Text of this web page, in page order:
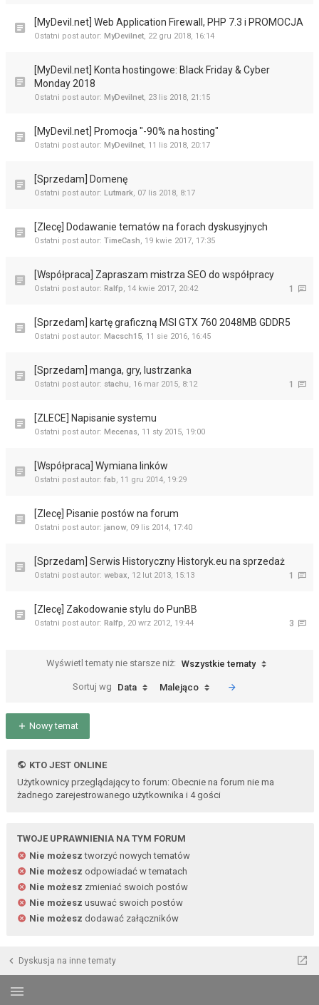
[MyDevil.net] Web Application Firewall, PHP 7.3 i PROMOCJA
Ostatni post autor: MyDevilnet, 22 gru 2018, 16:14
[MyDevil.net] Konta hostingowe: Black Friday & Cyber
Monday 2018
Ostatni post autor: MyDevilnet, 23 lis 2018, 21:15
[MyDevil.net] Promocja "-90% na hosting"
Ostatni post autor: MyDevilnet, 11 lis 2018, 20:17
[Sprzedam] Domenę
Ostatni post autor: Lutmark, 07 lis 2018, 8:17
[Zlecę] Dodawanie tematów na forach dyskusyjnych
Ostatni post autor: TimeCash, 19 kwie 2017, 17:35
[Współpraca] Zapraszam mistrza SEO do współpracy
1
Ostatni post autor: Ralfp, 14 kwie 2017, 20:42
[Sprzedam] kartę graficzną MSI GTX 760 2048MB GDDR5
Ostatni post autor: Macsch15, 11 sie 2016, 16:45
[Sprzedam] manga, gry, lustrzanka
1
Ostatni post autor: stachu, 16 mar 2015, 8:12
[ZLECE] Napisanie systemu
Ostatni post autor: Mecenas, 11 sty 2015, 19:00
[Współpraca] Wymiana linków
Ostatni post autor: fab, 11 gru 2014, 19:29
[Zlecę] Pisanie postów na forum
Ostatni post autor: janow, 09 lis 2014, 17:40
[Sprzedam] Serwis Historyczny Historyk.eu na sprzedaż
1
Ostatni post autor: webax, 12 lut 2013, 15:13
[Zlecę] Zakodowanie stylu do PunBB
3
Ostatni post autor: Ralfp, 20 wrz 2012, 19:44
Wyświetl tematy nie starsze niż: Wszystkie tematy
Sortuj wg Data Malejąco
Nowy temat
KTO JEST ONLINE
Użytkownicy przeglądający to forum: Obecnie na forum nie ma
żadnego zarejestrowanego użytkownika i 4 gości
TWOJE UPRAWNIENIA NA TYM FORUM
Nie możesz tworzyć nowych tematów
Nie możesz odpowiadać w tematach
Nie możesz zmieniać swoich postów
Nie możesz usuwać swoich postów
Nie możesz dodawać załączników
Dyskusja na inne tematy